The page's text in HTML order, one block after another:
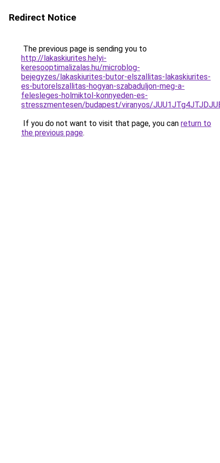
Redirect Notice
The previous page is sending you to
http://lakaskiurites.helyi-
keresooptimalizalas.hu/microblog-
bejegyzes/lakaskiurites-butor-elszallitas-lakaskiurites-
es-butorelszallitas-hogyan-szabaduljon-meg-a-
felesleges-holmiktol-konnyeden-es-
stresszmentesen/budapest/viranyos/
If you do not want to visit that page, you can return to
the previous page.